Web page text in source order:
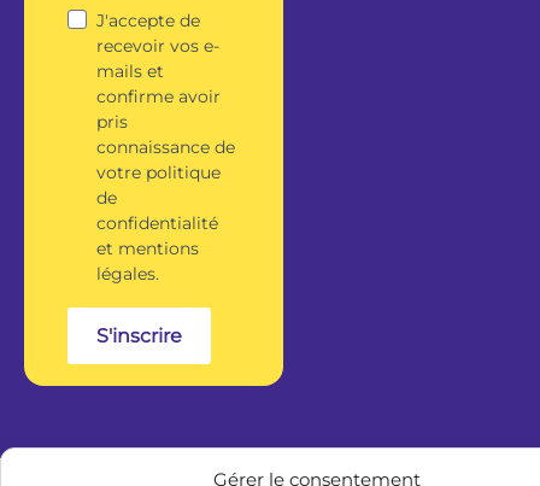
Gérer le consentement
J'accepte de
recevoir vos e-
mails et
confirme avoir
pris
connaissance de
votre politique
de
confidentialité
et mentions
légales.
S'inscrire